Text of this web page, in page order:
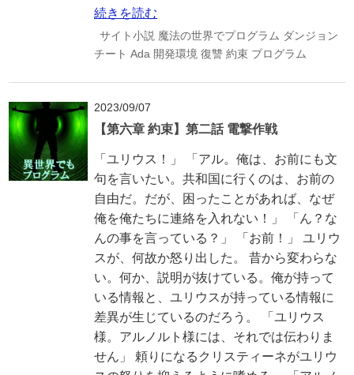
続きを読む
サイト小説 魔法の世界でプログラム ダンジョン
チート Ada 開発環境 復讐 約束 プログラム
2023/09/07
【第六章 約束】第二話 電撃作戦
「ユリウス！」 「アル。俺は、お前にも文
句を言いたい。共和国に行くのは、お前の
自由だ。だが、困ったことがあれば、なぜ
俺を俺たちに連絡を入れない！」 「ん？な
んの事を言っている？」 「お前！」 ユリウ
スが、何故か怒り出した。 昔から変わらな
い。何か、説明が抜けている。俺が持って
いる情報と、ユリウスが持っている情報に
差異が生じているのだろう。 「ユリウス
様。アルノルト様には、それでは伝わりま
せん」 頼りになるクリスティーネがユリウ